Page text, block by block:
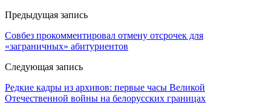
Предыдущая запись
Совбез прокомментировал отмену отсрочек для
«заграничных» абитуриентов
Следующая запись
Редкие кадры из архивов: первые часы Великой
Отечественной войны на белорусских границах